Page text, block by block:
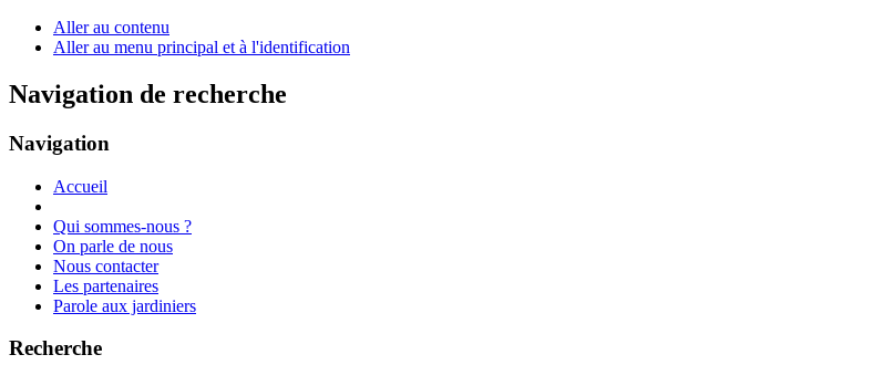
Aller au contenu
Aller au menu principal et à l'identification
Navigation de recherche
Navigation
Accueil
Qui sommes-nous ?
On parle de nous
Nous contacter
Les partenaires
Parole aux jardiniers
Recherche